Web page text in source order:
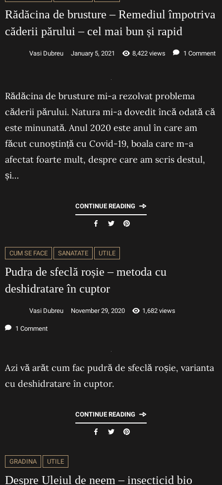
Rădăcina de brusture – Remediul împotriva
căderii părului – cel mai bun și rapid
Vasi Dubreu January 5, 2021 8,422 views 1 Comment
Rădăcina de brusture mi-a rezolvat problema
căderii părului. Natura mi-a dovedit încă odată că
este minunată. Anul 2020 este anul în care am
făcut cunoștință cu Covid-19, boala care m-a
afectat foarte mult, despre care am scris destul,
și…
CONTINUE READING
CUM SE FACE SANATATE UTILE
Pudra de sfeclă roșie – metoda cu
deshidratare în cuptor
Vasi Dubreu November 29, 2020 1,682 views
1 Comment
Azi vă arăt cum fac pudră de sfeclă roșie, varianta
cu deshidratare în cuptor.
CONTINUE READING
GRADINA UTILE
Despre Uleiul de neem – insecticid bio